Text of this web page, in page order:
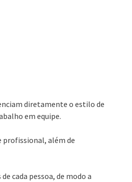
diretamente o estilo de
em equipe.
profissional, além de
cada pessoa, de modo a